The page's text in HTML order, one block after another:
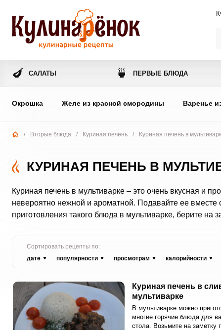
🍆 САЛАТЫ 🍵 ПЕРВЫЕ БЛЮДА
Окрошка Желе из красной смородины Варенье
/ Вторые блюда / Куриная печень / Куриная печень в
КУРИНАЯ ПЕЧЕНЬ В
Куриная печень в мультиварке – это очень вкусная и
невероятно нежной и ароматной. Подавайте ее
приготовления такого блюда в мультиварке, берите
Сортировать рецепты по:
дате
популярности просмотрам калорийности
Куриная печень в
мультиварке
В мультиварке можно
многие горячие блюда для
стола. Возьмите на заметку